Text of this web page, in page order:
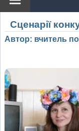
Сценарії
Автор: вчитель